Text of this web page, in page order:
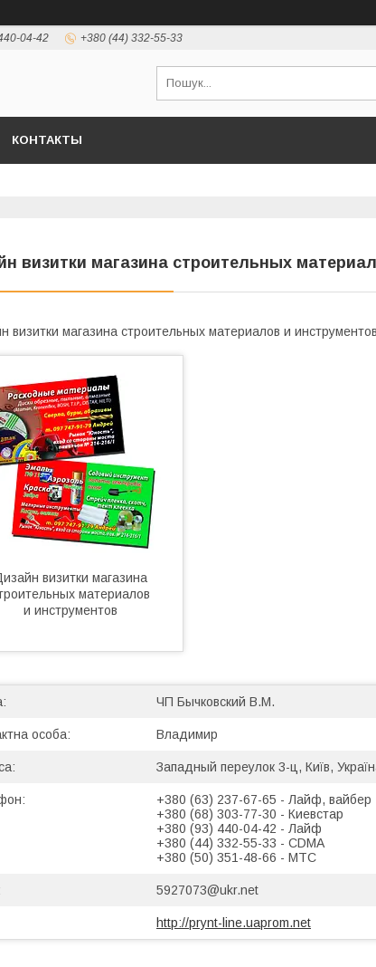
04-42 +380 (44) 332-55-33
КОНТАКТЫ
визитки магазина строительных
визитки магазина строительных материалов и
визитки магазина
материалов
и инструментов
ЧП Бычковский В.М.
Владимир
Западный переулок 3-ц, Київ,
+380 (63) 237-67-65
Лайф, вайбер
+380 (68) 303-77-30
Киевстар
+380 (93) 440-04-42
Лайф
+380 (44) 332-55-33
CDMA
+380 (50) 351-48-66
МТС
5927073@ukr.net
http://prynt-line.uaprom.net